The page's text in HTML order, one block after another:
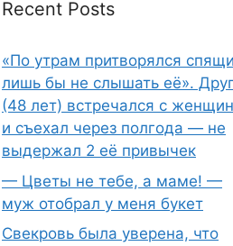
Recent Posts
«По утрам притворялся
лишь бы не слышать её». Друг
(48 лет) встречался с
и съехал через полгода — не
выдержал 2 её привычек
— Цветы не тебе, а маме! —
муж отобрал у меня букет
Свекровь была уверена, что